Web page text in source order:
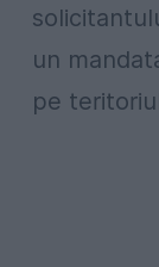
un
pe